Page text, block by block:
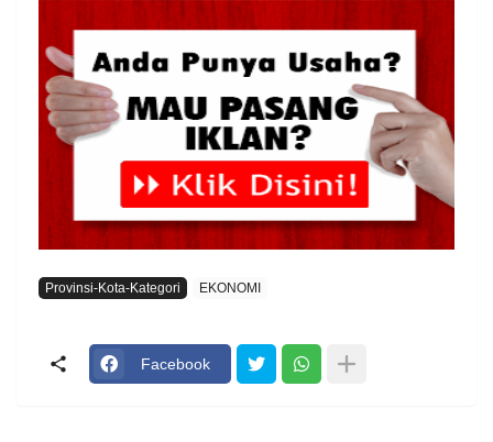
Provinsi-Kota-Kategori EKONOMI
Facebook